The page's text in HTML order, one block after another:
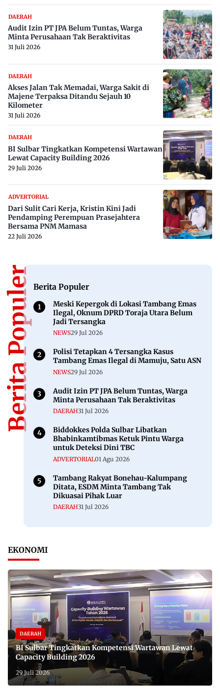
DAERAH
Audit Izin PT JPA Belum Tuntas, Warga
Minta Perusahaan Tak Beraktivitas
31 Juli 2026
DAERAH
Akses Jalan Tak Memadai, Warga Sakit di
Majene Terpaksa Ditandu Sejauh 10
Kilometer
31 Juli 2026
DAERAH
BI Sulbar Tingkatkan Kompetensi Wartawan
Lewat Capacity Building 2026
29 Juli 2026
ADVERTORIAL
Dari Sulit Cari Kerja, Kristin Kini Jadi
Pendamping Perempuan Prasejahtera
Bersama PNM Mamasa
22 Juli 2026
Berita PopulerBerita Populer
Meski Kepergok di Lokasi Tambang Emas
Ilegal, Oknum DPRD Toraja Utara Belum
Jadi Tersangka
NEWS29 Jul 2026
Polisi Tetapkan 4 Tersangka Kasus
Tambang Emas Ilegal di Mamuju, Satu ASN
NEWS29 Jul 2026
Audit Izin PT JPA Belum Tuntas, Warga
Minta Perusahaan Tak Beraktivitas
DAERAH31 Jul 2026
Biddokkes Polda Sulbar Libatkan
Bhabinkamtibmas Ketuk Pintu Warga
untuk Deteksi Dini TBC
ADVERTORIAL01 Agu 2026
Tambang Rakyat Bonehau-Kalumpang
Ditata, ESDM Minta Tambang Tak
Dikuasai Pihak Luar
DAERAH31 Jul 2026
EKONOMI
DAERAH
BI Sulbar Tingkatkan Kompetensi Wartawan Lewat
Capacity Building 2026
29 Juli 2026